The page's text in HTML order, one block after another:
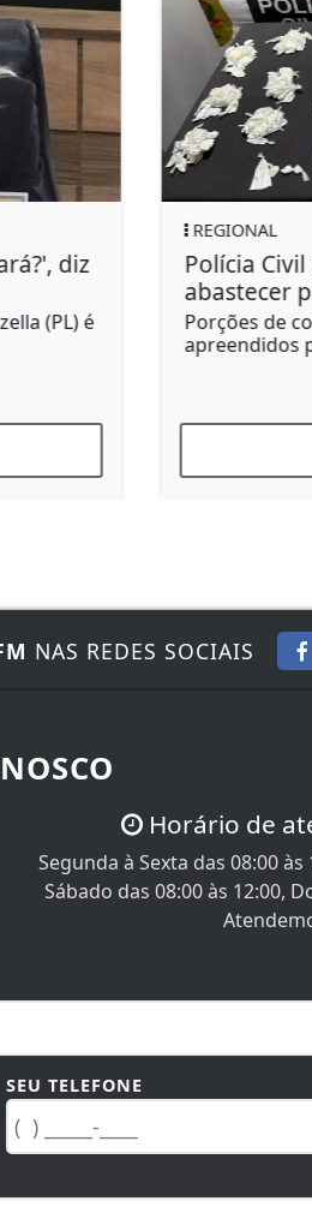
de
e celular
Lins
NAS REDES SOCIAIS
Horário de
Segunda à Sexta das 08:00
Sábado das 08:00 às 12:00,
SEU TELEFONE